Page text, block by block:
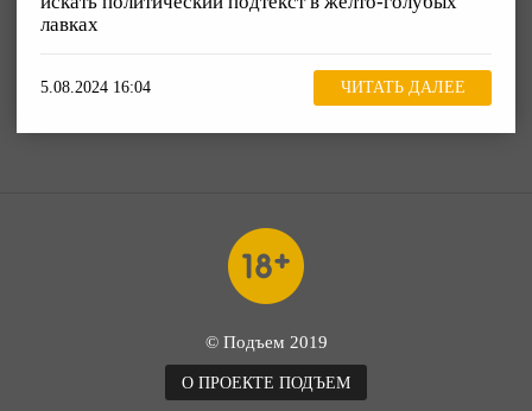
лавках
5.08.2024 16:04 ЧИТАТЬ ДАЛЕЕ
© Подъем 2019
О ПРОЕКТЕ ПОДЪЕМ